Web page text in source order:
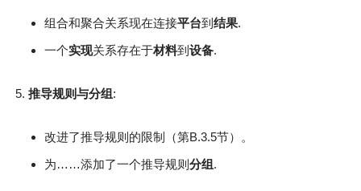
组合和聚合关系现在连接平台到 结果.
一个实现关系存在于材料到 设备.
推导规则与分组:
改进了推导规则的限制（第B.3.5节）。
为……添加了一个推导规则 分组.